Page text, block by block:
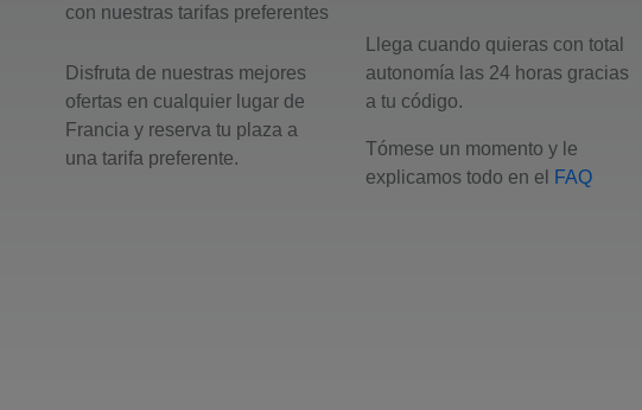
con nuestras tarifas preferentes
Disfruta de nuestras mejores
ofertas en cualquier lugar de
Francia y reserva tu plaza a
una tarifa preferente.
Llega cuando quieras con total
autonomía las 24 horas gracias
a tu código.
Tómese un momento y le
explicamos todo en el
FAQ